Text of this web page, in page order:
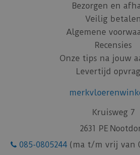
Bezorgen en
Veilig betalen
Algemene
Recensies
Onze tips na jouw
Levertijd
Kruisweg 7
2631 PE
085-0805244 (ma t/m vrij van